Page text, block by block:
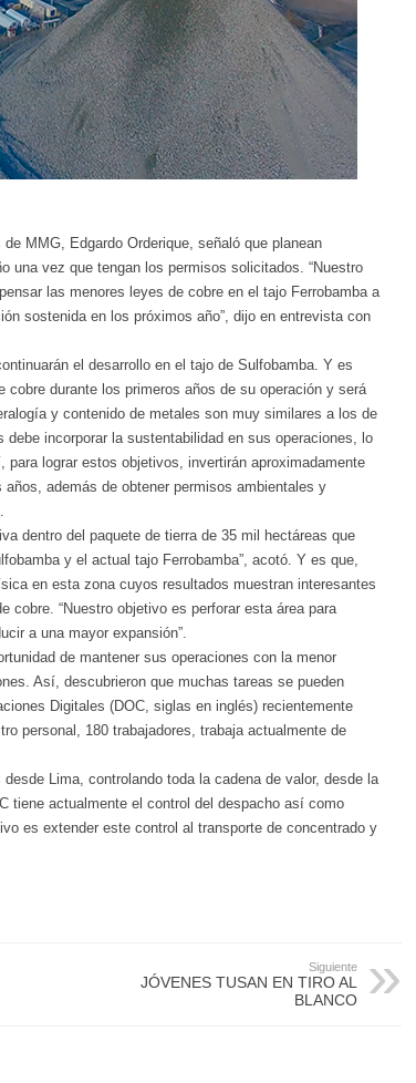
MMG, Edgardo Orderique, señaló que planean
una vez que tengan los permisos solicitados. “Nuestro
las menores leyes de cobre en el tajo Ferrobamba a
sostenida en los próximos año”, dijo en entrevista con
el desarrollo en el tajo de Sulfobamba. Y es
cobre durante los primeros años de su operación y será
y contenido de metales son muy similares a los de
debe incorporar la sustentabilidad en sus operaciones, lo
lograr estos objetivos, invertirán aproximadamente
además de obtener permisos ambientales y
dentro del paquete de tierra de 35 mil hectáreas que
y el actual tajo Ferrobamba”, acotó. Y es que,
en esta zona cuyos resultados muestran interesantes
cobre. “Nuestro objetivo es perforar esta área para
a una mayor expansión”.
de mantener sus operaciones con la menor
Así, descubrieron que muchas tareas se pueden
Digitales (DOC, siglas en inglés) recientemente
personal, 180 trabajadores, trabaja actualmente de
Lima, controlando toda la cadena de valor, desde la
tiene actualmente el control del despacho así como
es extender este control al transporte de concentrado y
Siguiente
JÓVENES TUSAN EN TIRO AL
BLANCO